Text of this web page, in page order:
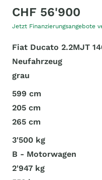
CHF 56'900
Jetzt Finanzierungsangebote
Fiat Ducato 2.2MJT
Neufahrzeug
grau
599 cm
205 cm
265 cm
3'500 kg
B - Motorwagen
2'947 kg